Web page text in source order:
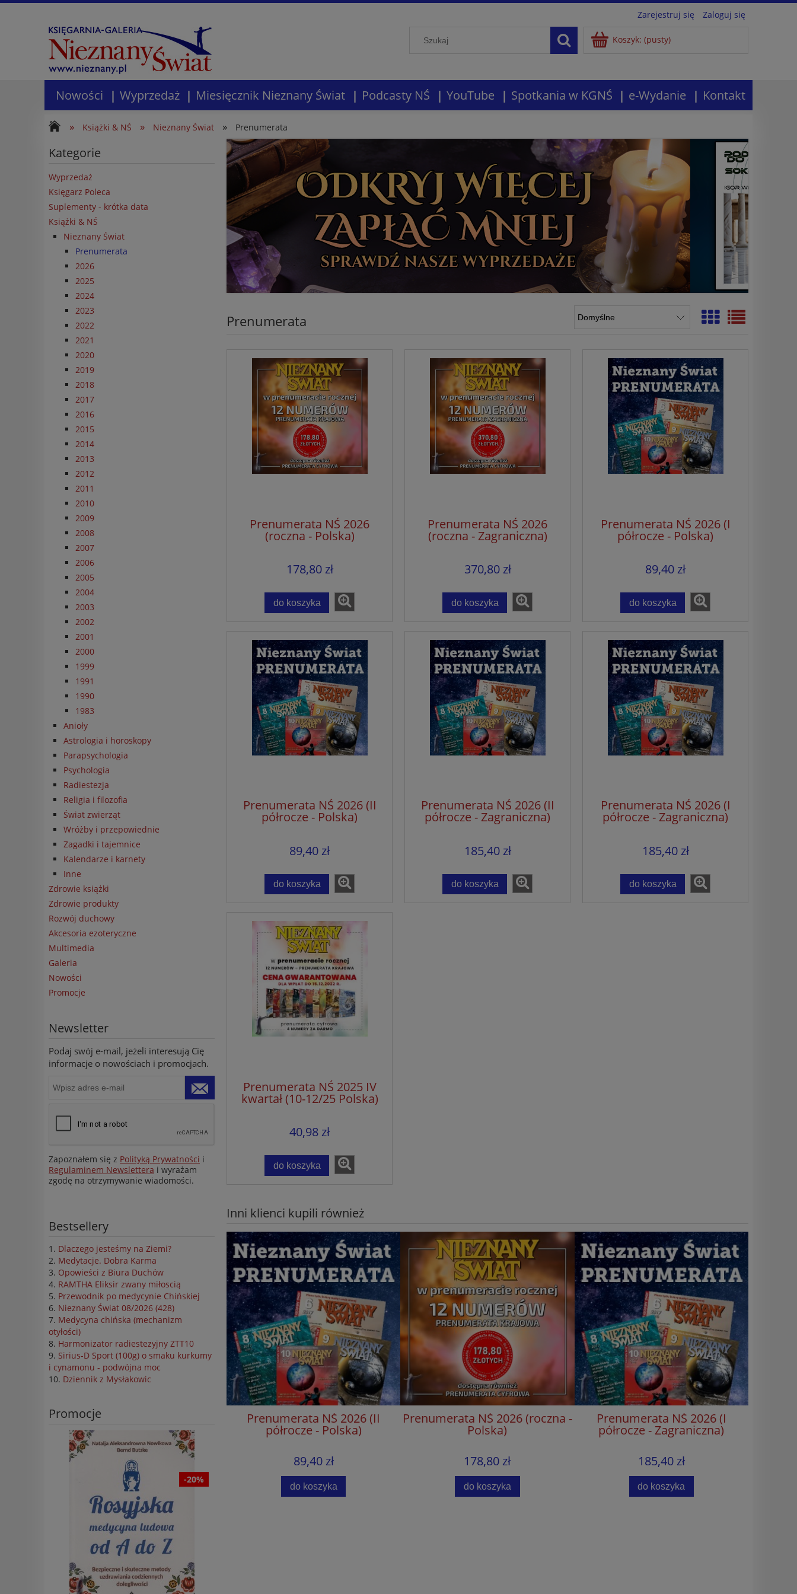
Zarejestruj się Zaloguj się
Koszyk: (pusty)
Nowości Wyprzedaż Miesięcznik Nieznany Świat Podcasty NŚ YouTube Spotkania w KGNŚ e-Wydanie Kontakt
» Książki & NŚ » Nieznany Świat » Prenumerata
Kategorie
Wyprzedaż
Księgarz Poleca
Suplementy - krótka data
Książki & NŚ
Nieznany Świat
Prenumerata
2026
2025
2024
2023
2022
2021
2020
2019
2018
2017
2016
2015
2014
2013
2012
2011
2010
2009
2008
2007
2006
2005
2004
2003
2002
2001
2000
1999
1991
1990
1983
Anioły
Astrologia i horoskopy
Parapsychologia
Psychologia
Radiestezja
Religia i filozofia
Świat zwierząt
Wróżby i przepowiednie
Zagadki i tajemnice
Kalendarze i karnety
Inne
Zdrowie książki
Zdrowie produkty
Rozwój duchowy
Akcesoria ezoteryczne
Multimedia
Galeria
Nowości
Promocje
Newsletter
Podaj swój e-mail, jeżeli interesują Cię
informacje o nowościach i promocjach.
Zapoznałem się z Polityką Prywatności i
Regulaminem Newslettera i wyrażam
zgodę na otrzymywanie wiadomości.
Bestsellery
Dlaczego jesteśmy na Ziemi?
Medytacje. Dobra Karma
Opowieści z Biura Duchów
RAMTHA Eliksir zwany miłoscią
Przewodnik po medycynie Chińskiej
Nieznany Świat 08/2026 (428)
Medycyna chińska (mechanizm
otyłości)
Harmonizator radiestezyjny ZTT10
Sirius-D Sport (100g) o smaku kurkumy
i cynamonu - podwójna moc
Dziennik z Mysłakowic
Promocje
-20% -15% -15%
Prenumerata
Prenumerata NŚ 2026
(roczna - Polska)
178,80 zł
do koszyka
Prenumerata NŚ 2026
(roczna - Zagraniczna)
370,80 zł
do koszyka
Prenumerata NŚ 2026 (I
półrocze - Polska)
89,40 zł
do koszyka
Prenumerata NŚ 2026 (II
półrocze - Polska)
89,40 zł
do koszyka
Prenumerata NŚ 2026 (II
półrocze - Zagraniczna)
185,40 zł
do koszyka
Prenumerata NŚ 2026 (I
półrocze - Zagraniczna)
185,40 zł
do koszyka
Prenumerata NŚ 2025 IV
kwartał (10-12/25 Polska)
40,98 zł
do koszyka
Inni klienci kupili również
Prenumerata NŚ 2026 (II
półrocze - Polska)
89,40 zł
do koszyka
Prenumerata NŚ 2026 (roczna -
Polska)
178,80 zł
do koszyka
Prenumerata NŚ 2026 (I
półrocze - Zagraniczna)
185,40 zł
do koszyka